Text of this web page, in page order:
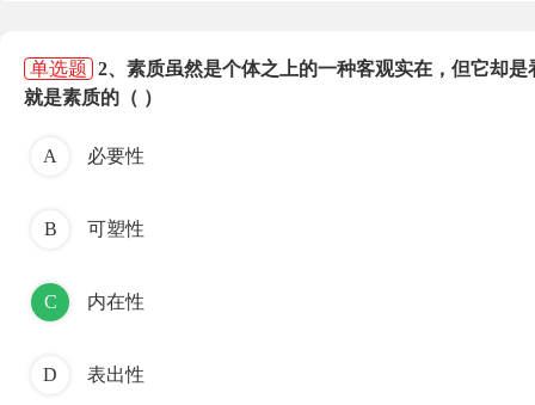
单选题 2、素质虽然是个体之上的一种客观实在，但它却
就是素质的（ ）
A 必要性
B 可塑性
C 内在性
D 表出性